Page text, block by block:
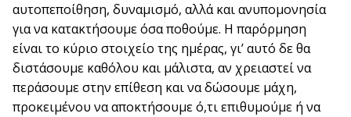
αυτοπεποίθηση, δυναμισμό, αλλά και ανυπομονησία
για να κατακτήσουμε όσα ποθούμε. Η παρόρμηση
είναι το κύριο στοιχείο της ημέρας, γι’ αυτό δε θα
διστάσουμε καθόλου και μάλιστα, αν χρειαστεί να
περάσουμε στην επίθεση και να δώσουμε μάχη,
προκειμένου να αποκτήσουμε ό,τι επιθυμούμε ή να